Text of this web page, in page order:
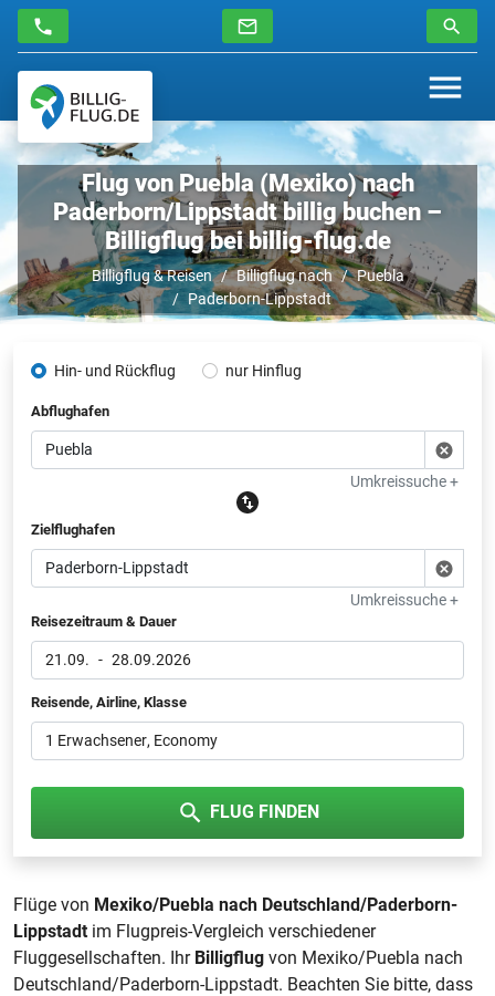
Flug von Puebla (Mexiko) nach
Paderborn/Lippstadt billig buchen –
Billigflug bei billig-flug.de
Billigflug & Reisen Billigflug nach
Puebla
Paderborn-Lippstadt
Hin- und Rückflug nur Hinflug
Abflughafen
Umkreissuche +
Zielflughafen
Umkreissuche +
Reisezeitraum & Dauer
21.09. - 28.09.2026
Reisende, Airline, Klasse
1 Erwachsener, Economy
FLUG FINDEN
Flüge von Mexiko/Puebla nach Deutschland/Paderborn-
Lippstadt im Flugpreis-Vergleich verschiedener
Fluggesellschaften. Ihr Billigflug von Mexiko/Puebla nach
Deutschland/Paderborn-Lippstadt. Beachten Sie bitte, dass